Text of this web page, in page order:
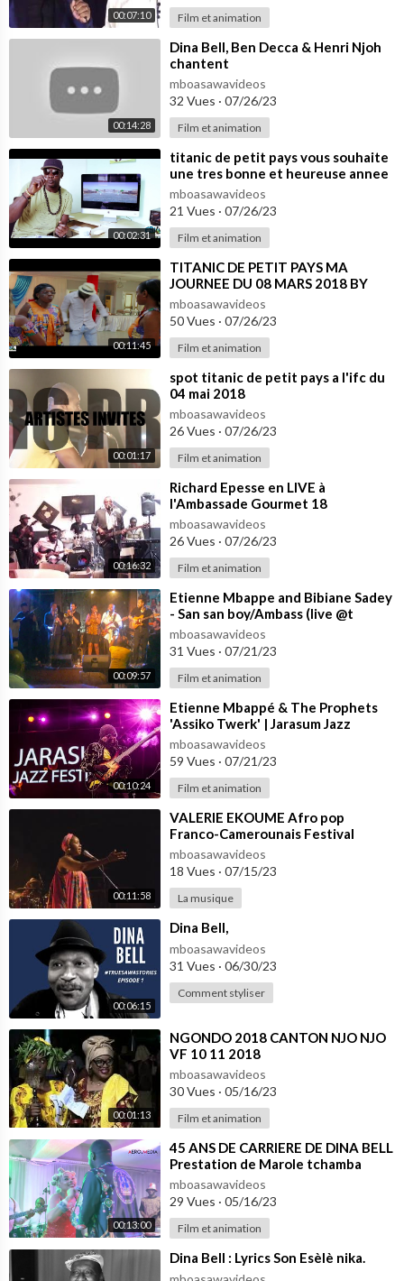
00:07:10 Film et animation
00:14:28
⁣Dina Bell, Ben Decca & Henri Njoh
chantent
mboasawavideos
32 Vues · 07/26/23
Film et animation
00:02:31
⁣titanic de petit pays vous souhaite
une tres bonne et heureuse annee
2018
mboasawavideos
21 Vues · 07/26/23
Film et animation
00:11:45
⁣TITANIC DE PETIT PAYS MA
JOURNEE DU 08 MARS 2018 BY
EXPRESS SUPPLY EVENTS
mboasawavideos
50 Vues · 07/26/23
Film et animation
00:01:17
⁣spot titanic de petit pays a l'ifc du
04 mai 2018
mboasawavideos
26 Vues · 07/26/23
Film et animation
00:16:32
⁣Richard Epesse en LIVE à
l'Ambassade Gourmet 18
Novembre 2018
mboasawavideos
26 Vues · 07/26/23
Film et animation
00:09:57
⁣Etienne Mbappe and Bibiane Sadey
- San san boy/Ambass (live @t
Boukarou Lounge,Yaoundé
29/04/2018)
mboasawavideos
31 Vues · 07/21/23
Film et animation
00:10:24
⁣Etienne Mbappé & The Prophets
'Assiko Twerk' | Jarasum Jazz
Festival 2018
mboasawavideos
59 Vues · 07/21/23
Film et animation
00:11:58
⁣VALERIE EKOUME Afro pop
Franco-Camerounais Festival
INGENIEUSE AFRIQUE 2018 - Foix,
Ariège France.
mboasawavideos
18 Vues · 07/15/23
La musique
00:06:15
⁣Dina Bell,
mboasawavideos
31 Vues · 06/30/23
Comment styliser
00:01:13
⁣NGONDO 2018 CANTON NJO NJO
VF 10 11 2018
mboasawavideos
30 Vues · 05/16/23
Film et animation
00:13:00
⁣45 ANS DE CARRIERE DE DINA BELL
Prestation de Marole tchamba
mboasawavideos
29 Vues · 05/16/23
Film et animation
⁣Dina Bell : Lyrics Son Esèlè nika.